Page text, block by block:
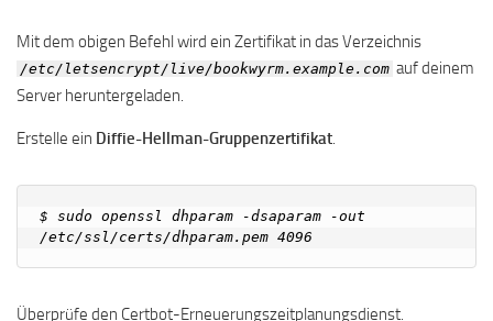
Mit dem obigen Befehl wird ein Zertifikat in das Verzeichnis
/etc/letsencrypt/live/bookwyrm.example.com auf deinem
Server heruntergeladen.
Erstelle ein Diffie-Hellman-Gruppenzertifikat.
$ sudo openssl dhparam -dsaparam -out
Überprüfe den Certbot-Erneuerungszeitplanungsdienst.